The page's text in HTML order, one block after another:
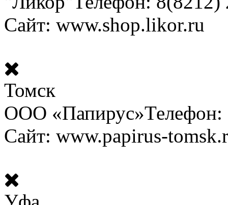
Сайт: www.shop.likor.ru
Томск
ООО «Папирус»Телефон:
Сайт: www.papirus-